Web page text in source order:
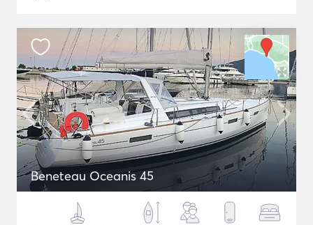
Beneteau Oceanis 45